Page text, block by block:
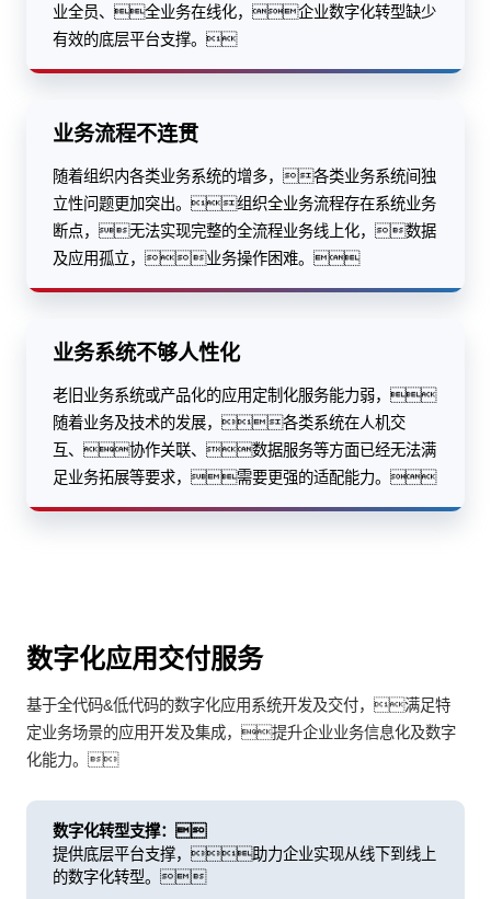
业全员、全业务在线化，企业数字化转型缺少
有效的底层平台支撑。
业务流程不连贯
随着组织内各类业务系统的增多，各类业务系统间独
立性问题更加突出。组织全业务流程存在系统业务
断点，无法实现完整的全流程业务线上化，数据
及应用孤立，业务操作困难。
业务系统不够人性化
老旧业务系统或产品化的应用定制化服务能力弱，
随着业务及技术的发展，各类系统在人机交
互、协作关联、数据服务等方面已经无法满
足业务拓展等要求，需要更强的适配能力。
数字化应用交付服务
基于全代码&低代码的数字化应用系统开发及交付，满足特
定业务场景的应用开发及集成，提升企业业务信息化及数字
化能力。
数字化转型支撑：
提供底层平台支撑，助力企业实现从线下到线上
的数字化转型。